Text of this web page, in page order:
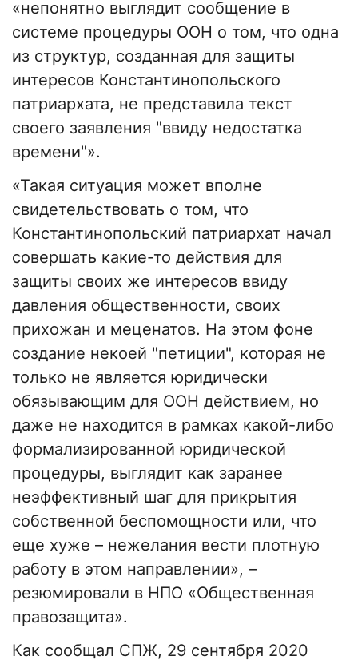
«непонятно выглядит сообщение в
системе процедуры ООН о том, что одна
из структур, созданная для защиты
интересов Константинопольского
патриархата, не представила текст
своего заявления "ввиду недостатка
времени"».
«Такая ситуация может вполне
свидетельствовать о том, что
Константинопольский патриархат начал
совершать какие-то действия для
защиты своих же интересов ввиду
давления общественности, своих
прихожан и меценатов. На этом фоне
создание некоей "петиции", которая не
только не является юридически
обязывающим для ООН действием, но
даже не находится в рамках какой-либо
формализированной юридической
процедуры, выглядит как заранее
неэффективный шаг для прикрытия
собственной беспомощности или, что
еще хуже – нежелания вести плотную
работу в этом направлении», –
резюмировали в НПО «Общественная
правозащита».
Как сообщал СПЖ, 29 сентября 2020